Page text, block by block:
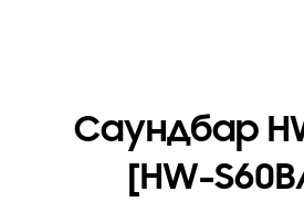
Саундбар
[HW-